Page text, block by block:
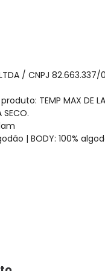
/ CNPJ
TEMP MAX DE
SECO.
| BODY: 100%